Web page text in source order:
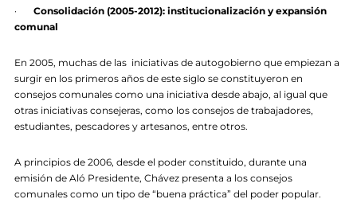
· Consolidación (2005-2012): institucionalización y expansión
comunal
En 2005, muchas de las iniciativas de autogobierno que empiezan a
surgir en los primeros años de este siglo se constituyeron en
consejos comunales como una iniciativa desde abajo, al igual que
otras iniciativas consejeras, como los consejos de trabajadores,
estudiantes, pescadores y artesanos, entre otros.
A principios de 2006, desde el poder constituido, durante una
emisión de Aló Presidente, Chávez presenta a los consejos
comunales como un tipo de “buena práctica” del poder popular.